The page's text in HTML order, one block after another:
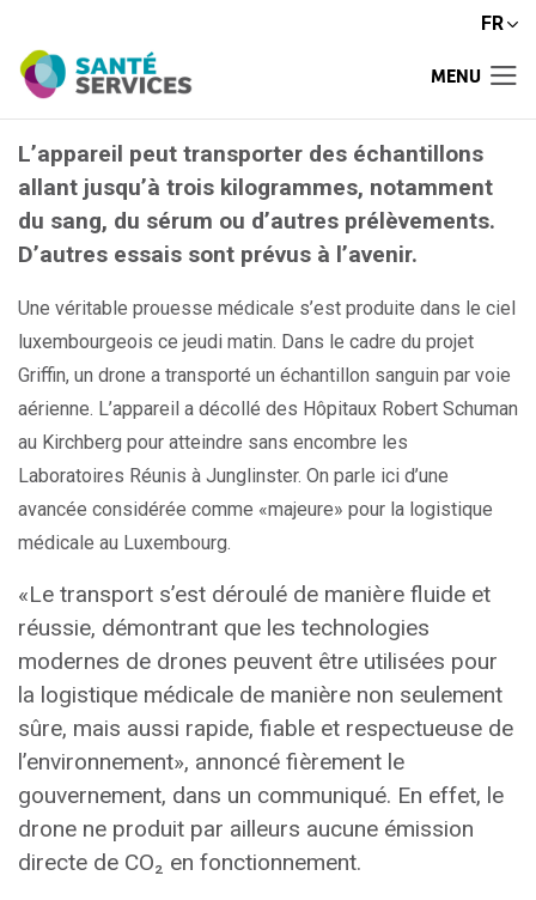
FR
MENU
L’appareil peut transporter des échantillons
allant jusqu’à trois kilogrammes, notamment
du sang, du sérum ou d’autres prélèvements.
D’autres essais sont prévus à l’avenir.
Une véritable prouesse médicale s’est produite dans le ciel
luxembourgeois ce jeudi matin. Dans le cadre du projet
Griffin, un drone a transporté un échantillon sanguin par voie
aérienne. L’appareil a décollé des Hôpitaux Robert Schuman
au Kirchberg pour atteindre sans encombre les
Laboratoires Réunis à Junglinster. On parle ici d’une
avancée considérée comme «majeure» pour la logistique
médicale au Luxembourg.
«Le transport s’est déroulé de manière fluide et
réussie, démontrant que les technologies
modernes de drones peuvent être utilisées pour
la logistique médicale de manière non seulement
sûre, mais aussi rapide, fiable et respectueuse de
l’environnement», annoncé fièrement le
gouvernement, dans un communiqué. En effet, le
drone ne produit par ailleurs aucune émission
directe de CO₂ en fonctionnement.